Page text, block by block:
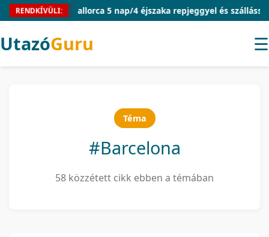
RENDKÍVÜLI:
Mallorca 5 nap/4 éjszaka repjeggyel és szállással 54.910
UtazóGuru ☰
Téma
#Barcelona
58 közzétett cikk ebben a témában